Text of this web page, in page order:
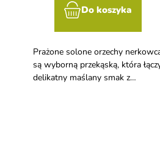
Do koszyka
Prażone solone orzechy
są wyborną przekąską, która
delikatny maślany smak z